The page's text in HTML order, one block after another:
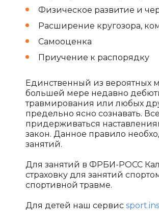
Физическое развитие и
Расширение кругозора,
Самооценка
Приучение к распорядку
Единственный из вероятных
большей мере недавно
травмирования или любых
предельно ясно сознавать.
придерживаться
закон. Данное правило
занятий.
Для занятий в ФРБИ-РОСС
страховку для занятий
спортивной травме.
Для детей наш сервис